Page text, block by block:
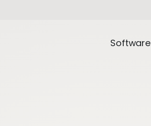
Software